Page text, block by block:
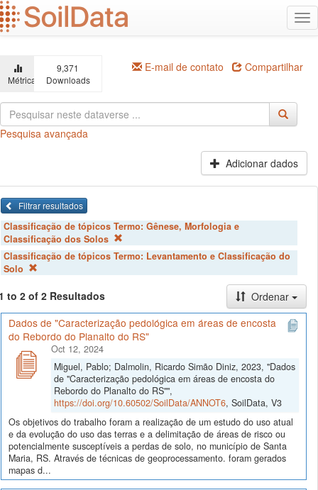
Ir
para
o
principal
Métricas
9,371
Downloads
E-mail de contato Compartilhar
Pesquisa avançada
Adicionar dados
Filtrar resultados
Classificação de tópicos Termo: Gênese, Morfologia e
Classificação dos Solos
Classificação de tópicos Termo: Levantamento e Classificação do
Solo
to 2 of 2 Resultados
Ordenar
Dados de "Caracterização pedológica em áreas de encosta
do Rebordo do Planalto do RS"
Oct 12, 2024
Miguel, Pablo; Dalmolin, Ricardo Simão Diniz, 2023, "Dados
de "Caracterização pedológica em áreas de encosta do
Rebordo do Planalto do RS"",
https://doi.org/10.60502/SoilData/ANNOT6, SoilData, V3
Os objetivos do trabalho foram a realização de um estudo do uso atual
e da evolução do uso das terras e a delimitação de áreas de risco ou
potencialmente susceptíveis a perdas de solo, no município de Santa
Maria, RS. Através de técnicas de geoprocessamento. foram gerados
mapas d...